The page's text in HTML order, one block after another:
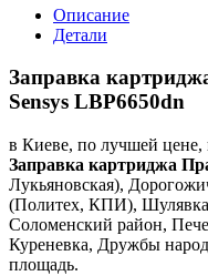
Описание
Детали
Заправка
Sensys LBP6650dn
в Киеве, по лучшей цене,
Заправка картриджа
Лукьяновская),
(Политех, КПИ),
Соломенский район,
Куреневка, Дружбы
площадь.